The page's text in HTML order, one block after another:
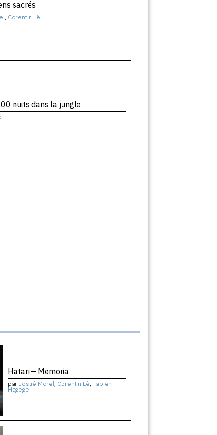
sacrés
, Corentin Lê
nuits dans la jungle
Hatari — Memoria
parJosué Morel, Corentin Lê, Fabien
Hagege